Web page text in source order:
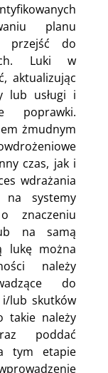
planu
przejść do
Luki w
aktualizując
lub usługi i
poprawki.
żmudnym
czas, jak i
wdrażania
na systemy
znaczeniu
na samą
lukę można
należy
do
lub skutków
takie należy
poddać
tym etapie